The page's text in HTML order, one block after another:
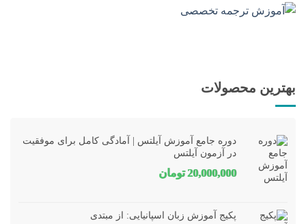
بهترین محصولات
دوره جامع آموزش آیلتس | آمادگی کامل برای موفقیت
در آزمون آیلتس
20,000,000 تومان
پکیج آموزش زبان اسپانیایی: از مبتدی